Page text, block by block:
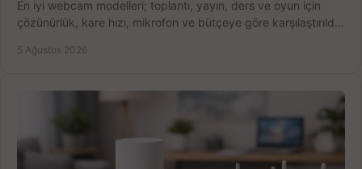
En iyi webcam modelleri; toplantı, yayın, ders ve oyun için
çözünürlük, kare hızı, mikrofon ve bütçeye göre karşılaştırıldı.
5 Ağustos 2026